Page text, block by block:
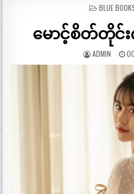
POSTED
BLUE
မောင့်စိတ်တိုင်း
ADMIN